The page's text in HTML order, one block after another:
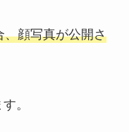
、顔写真が公開さ
。